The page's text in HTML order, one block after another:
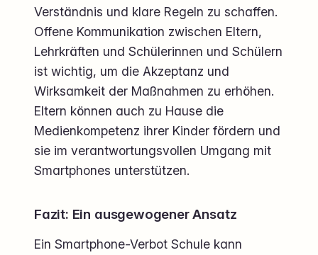
Verständnis und klare Regeln zu schaffen.
Offene Kommunikation zwischen Eltern,
Lehrkräften und Schülerinnen und Schülern
ist wichtig, um die Akzeptanz und
Wirksamkeit der Maßnahmen zu erhöhen.
Eltern können auch zu Hause die
Medienkompetenz ihrer Kinder fördern und
sie im verantwortungsvollen Umgang mit
Smartphones unterstützen.
Fazit: Ein ausgewogener Ansatz
Ein Smartphone-Verbot Schule kann